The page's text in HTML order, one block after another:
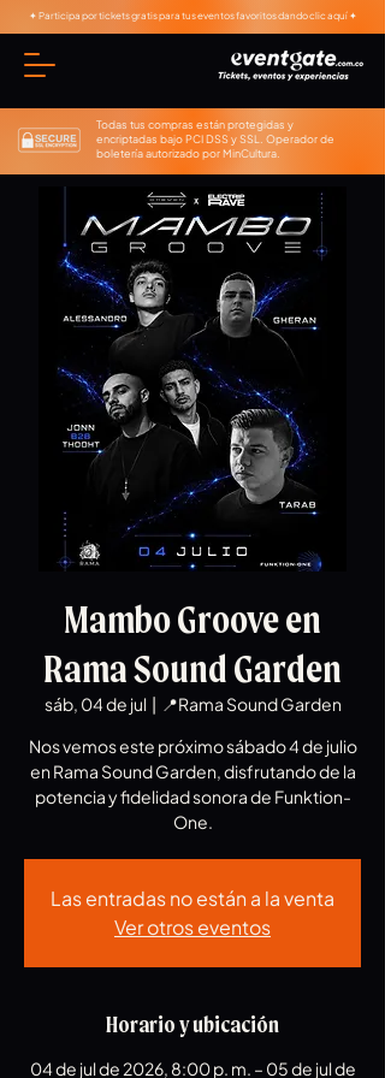
✦ Participa por tickets gratis para tus eventos favoritos dando clic aquí ✦
Todas tus compras están protegidas y
encriptadas bajo PCI DSS y SSL. Operador de
boletería autorizado por MinCultura.
Mambo Groove en
Rama Sound Garden
sáb, 04 de jul
  |
📍Rama Sound Garden
Nos vemos este próximo sábado 4 de julio
en Rama Sound Garden, disfrutando de la
potencia y fidelidad sonora de Funktion-
One.
Las entradas no están a la venta
Ver otros eventos
Horario y ubicación
04 de jul de 2026, 8:00 p. m. – 05 de jul de